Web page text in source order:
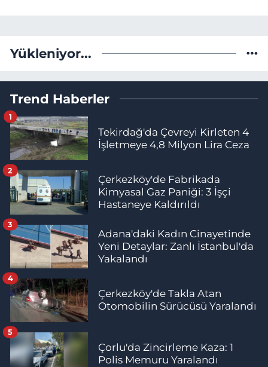
Yükleniyor...
Trend Haberler
Tekirdağ'da Çevreyi Kirleten 4
İşletmeye 4,8 Milyon Lira Ceza
1
Çerkezköy'de Fabrikada
Kimyasal Gaz Paniği: 3 İşçi
Hastaneye Kaldırıldı
2
Adana'daki Kadın Cinayetinde
Yeni Detaylar: Zanlı İstanbul'da
Yakalandı
3
Çerkezköy'de Takla Atan
Otomobilin Sürücüsü Yaralandı
4
Çorlu'da Zincirleme Kaza: 1
Polis Memuru Yaralandı
5